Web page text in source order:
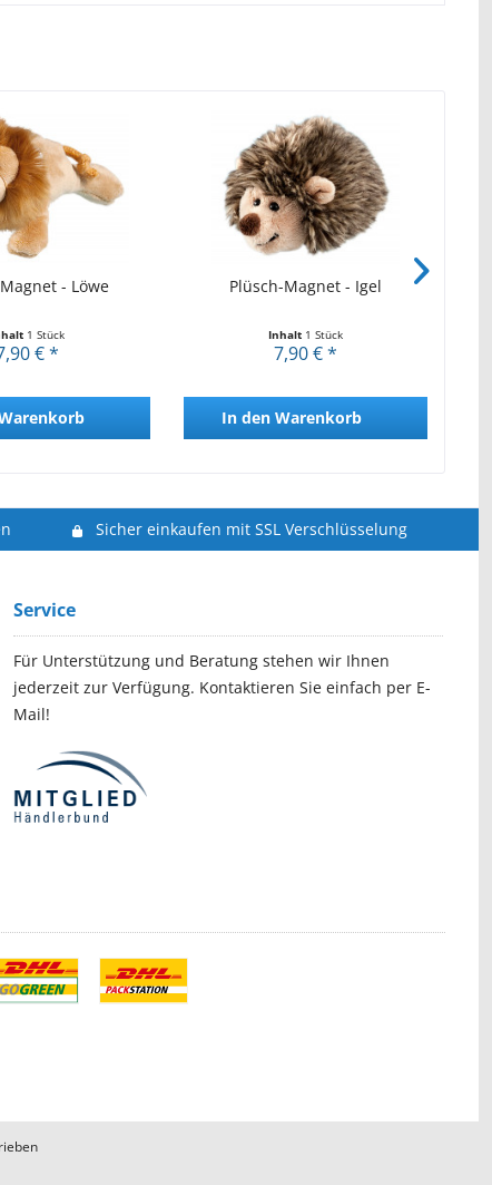
- Löwe
1 Stück
€ *
Plüsch-Magnet - Igel
Inhalt 1 Stück
7,90 € *
In den Warenkorb
Sicher einkaufen mit SSL Verschlüsselung
Service
Für Unterstützung und Beratung stehen wir Ihnen
jederzeit zur Verfügung. Kontaktieren Sie einfach per E-
Mail!